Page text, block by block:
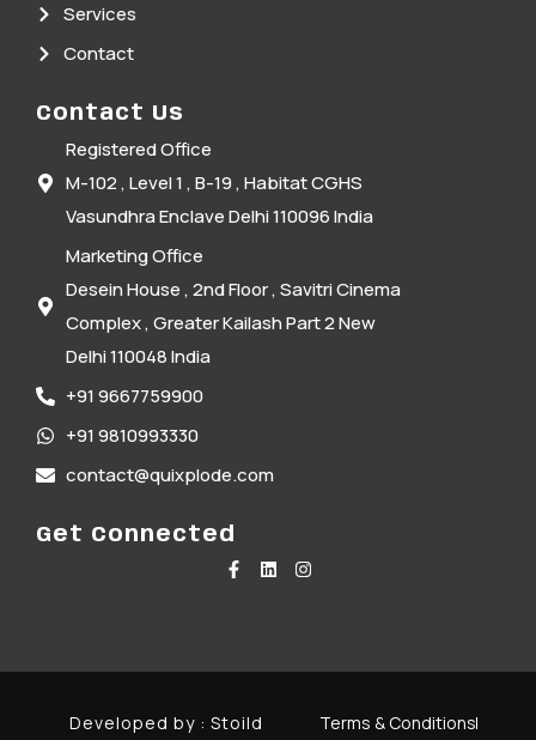
Services
Contact
Contact Us
Registered Office
M-102 , Level 1 , B-19 , Habitat CGHS
Vasundhra Enclave Delhi 110096 India
Marketing Office
Desein House , 2nd Floor , Savitri Cinema
Complex , Greater Kailash Part 2 New
Delhi 110048 India
+91 9667759900
+91 9810993330
contact@quixplode.com
Get Connected
Developed by : Stoild
Terms & Conditions